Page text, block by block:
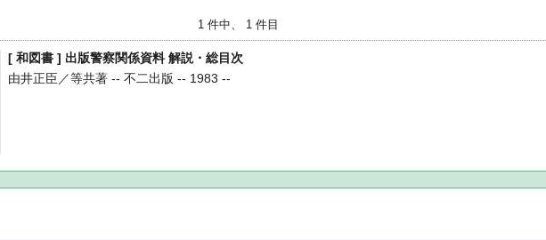
1 件中、 1 件目
[ 和図書 ] 出版警察関係資料 解説・総目次
由井正臣／等共著 -- 不二出版 -- 1983 --